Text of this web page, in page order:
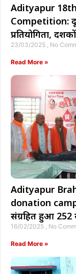
Adityapur
Competition:
प्रतियोगिता,
23/03/2025 No
Read More »
Adityapur
donation
संग्रहित हुआ 252
16/02/2025 No
Read More »